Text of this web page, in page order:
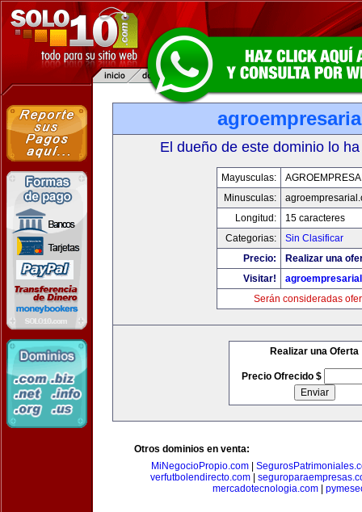
El dueño de este dominio lo
Mayusculas:
Minusculas:
Longitud:
15 caracteres
Categorias:
Sin Clasificar
Precio:
Realizar una
Visitar!
Serán consideradas
Realizar una Oferta
Precio Ofrecido $
Otros dominios en venta:
MiNegocioPropio.com|
verfutbolendirecto.com|
mercadotecnologia.com